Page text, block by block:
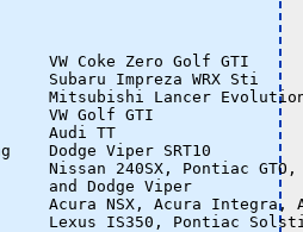
VW Coke Zero Golf GTI
Subaru Impreza WRX Sti
Mitsubishi Lancer
VW Golf GTI
Audi TT
Dodge Viper SRT10
Nissan 240SX, Pontiac
and Dodge Viper
Acura NSX, Acura Integra,
Lexus IS350, Pontiac